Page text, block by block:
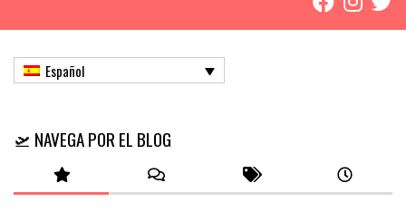
Español
🛫 NAVEGA POR EL BLOG